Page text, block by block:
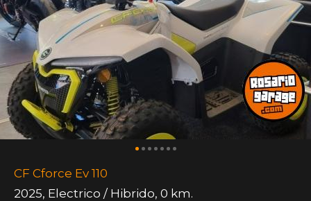
CF Cforce Ev 110
2025, Electrico / Hibrido, 0 km.